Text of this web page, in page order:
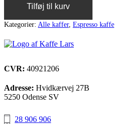
Tilføj til kurv
Kategorier: Alle kaffer, Espresso kaffe
CVR: 40921206
Adresse: Hvidkærvej 27B
5250 Odense SV
28 906 906